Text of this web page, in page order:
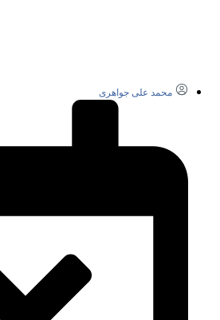
محمد علی جواهری